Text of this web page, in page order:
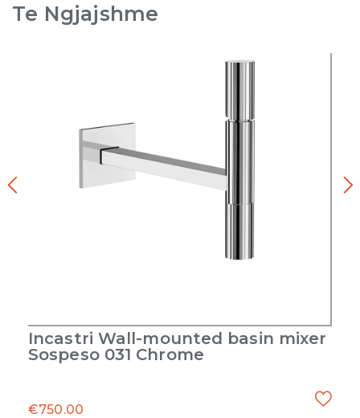
Te Ngjajshme
Incastri Wall-mounted basin mixer
Sospeso 031 Chrome
€750.00